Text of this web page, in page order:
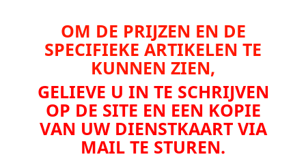
OM DE PRIJZEN EN DE
SPECIFIEKE ARTIKELEN TE
KUNNEN ZIEN,
GELIEVE U IN TE SCHRIJVEN
OP DE SITE EN EEN KOPIE
VAN UW DIENSTKAART VIA
MAIL TE STUREN.